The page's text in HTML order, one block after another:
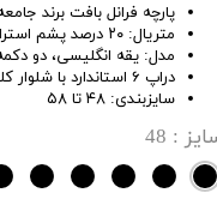
پارچه فرانل بافت برند
متریال: ۲۰ درصد پشم استرالیایی و ۸۰ درصد ترویرا آلمانی
مدل: یقه انگلیسی، دو
دراپ ۶ استاندارد با شلوار کلاسیک فاق بلند
سایزبندی: ۴۸ تا ۵۸
: 48